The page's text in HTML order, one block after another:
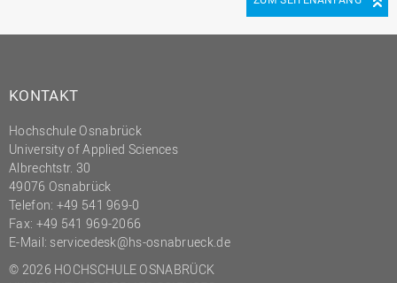
KONTAKT
Hochschule Osnabrück
University of Applied Sciences
Albrechtstr. 30
49076 Osnabrück
Telefon: +49 541 969-0
Fax: +49 541 969-2066
E-Mail: servicedesk@hs-osnabrueck.de
© 2026 HOCHSCHULE OSNABRÜCK